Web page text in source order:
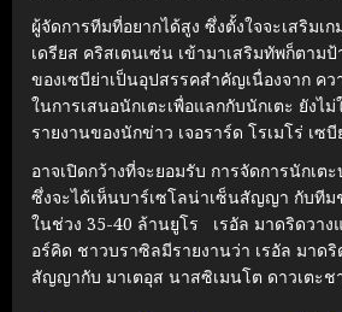
ผู้จัดการทีมที่อยากได้สูง ซึ่งตั้งใจจะเสริมเ
เดรียส คริสเตนเซ่น เข้ามาเสริมทัพก็ตาม
ของเซบีย่าเป็นอุปสรรคสําคัญเนื่องจาก ค
ในการเสนอนักเตะเพื่อแลกกับนักเตะ ยังไ
รายงานของนักข่าว เจอราร์ด โรเมโร่ เซบี
อาจเปิดกว้างที่จะยอมรับ การจัดการนักเต
ซึ่งจะได้เห็นบาร์เซโลน่าเซ็นสัญญา กับทีม
ในช่วง 35-40 ล้านยูโร เรอัล มาดริดวาง
อร์คิด ชาวบราซิลมีรายงานว่า เรอัล มาด
สัญญากับ มาเตอุส นาสซิเมนโต ดาวเตะช